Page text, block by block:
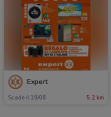
Expert
Scade il 19/08 5.2 km